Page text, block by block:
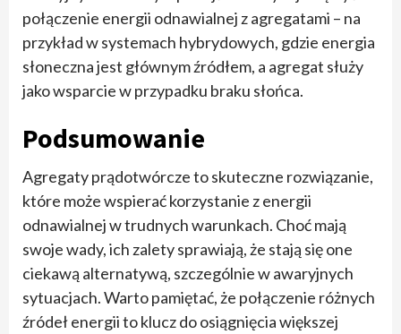
połączenie energii odnawialnej z agregatami – na
przykład w systemach hybrydowych, gdzie energia
słoneczna jest głównym źródłem, a agregat służy
jako wsparcie w przypadku braku słońca.
Podsumowanie
Agregaty prądotwórcze to skuteczne rozwiązanie,
które może wspierać korzystanie z energii
odnawialnej w trudnych warunkach. Choć mają
swoje wady, ich zalety sprawiają, że stają się one
ciekawą alternatywą, szczególnie w awaryjnych
sytuacjach. Warto pamiętać, że połączenie różnych
źródeł energii to klucz do osiągnięcia większej